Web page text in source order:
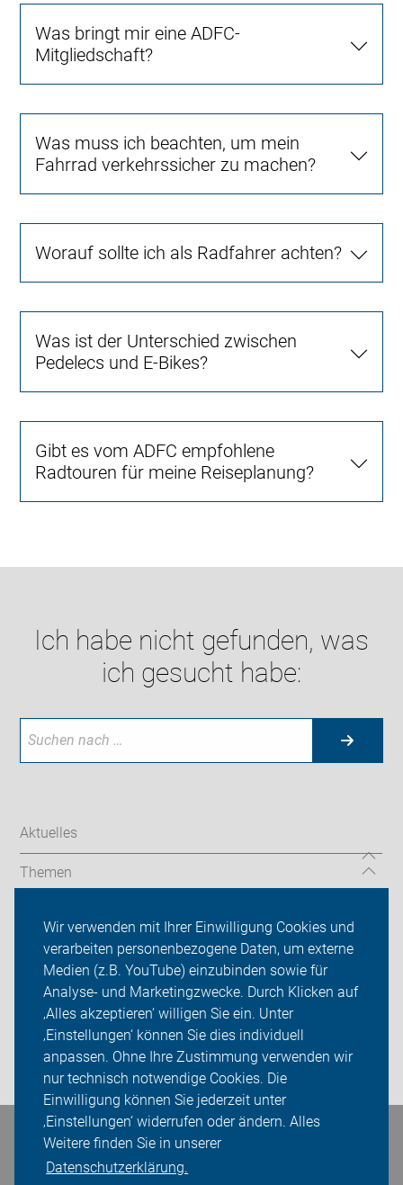
Wir verwenden mit Ihrer Einwilligung Cookies und
verarbeiten personenbezogene Daten, um externe
Medien (z.B. YouTube) einzubinden sowie für
Analyse- und Marketingzwecke. Durch Klicken auf
‚Alles akzeptieren‘ willigen Sie ein. Unter
‚Einstellungen‘ können Sie dies individuell
anpassen. Ohne Ihre Zustimmung verwenden wir
nur technisch notwendige Cookies. Die
Einwilligung können Sie jederzeit unter
‚Einstellungen‘ widerrufen oder ändern. Alles
Weitere finden Sie in unserer
Datenschutzerklärung.
Was bringt mir eine ADFC-
Mitgliedschaft?
Was muss ich beachten, um mein
Fahrrad verkehrssicher zu machen?
Worauf sollte ich als Radfahrer achten?
Was ist der Unterschied zwischen
Pedelecs und E-Bikes?
Gibt es vom ADFC empfohlene
Radtouren für meine Reiseplanung?
Ich habe nicht gefunden, was
ich gesucht habe:
Aktuelles
Themen
Das machen wir
Sei dabei
Presse
Login
Bleiben Sie in Kontakt